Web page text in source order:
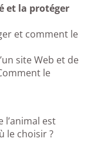
et la protéger
et comment le
site Web et de
le
l’animal est
le choisir ?